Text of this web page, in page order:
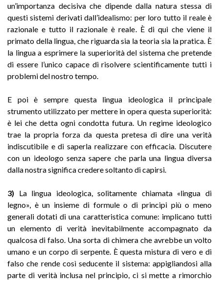
un’importanza decisiva che dipende dalla natura stessa di
questi sistemi derivati dall’idealismo: per loro tutto il reale è
razionale e tutto il razionale è reale. È di qui che viene il
primato della lingua, che riguarda sia la teoria sia la pratica. È
la lingua a esprimere la superiorità del sistema che pretende
di essere l’unico capace di risolvere scientificamente tutti i
problemi del nostro tempo.
E poi è sempre questa lingua ideologica il principale
strumento utilizzato per mettere in opera questa superiorità:
è lei che detta ogni condotta futura. Un regime ideologico
trae la propria forza da questa pretesa di dire una verità
indiscutibile e di saperla realizzare con efficacia. Discutere
con un ideologo senza sapere che parla una lingua diversa
dalla nostra significa credere soltanto di capirsi.
3) La lingua ideologica, solitamente chiamata «lingua di
legno», è un insieme di formule o di principi più o meno
generali dotati di una caratteristica comune: implicano tutti
un elemento di verità inevitabilmente accompagnato da
qualcosa di falso. Una sorta di chimera che avrebbe un volto
umano e un corpo di serpente. È questa mistura di vero e di
falso che rende così seducente il sistema: appigliandosi alla
parte di verità inclusa nel principio, ci si mette a rimorchio